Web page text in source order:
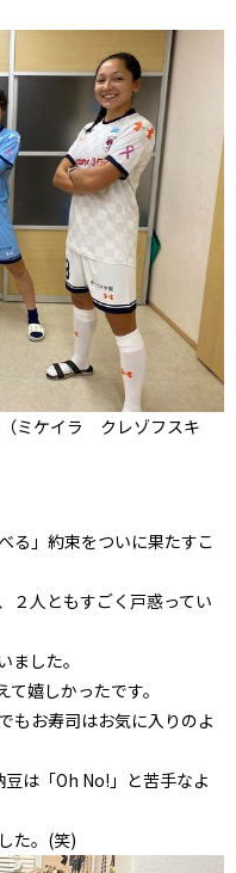
ミケイラ クレゾフスキ
る」約束をついに果たすこ
２人ともすごく戸惑ってい
した。
嬉しかったです。
もお寿司はお気に入りのよ
は「Oh No!」と苦手なよ
た。(笑)